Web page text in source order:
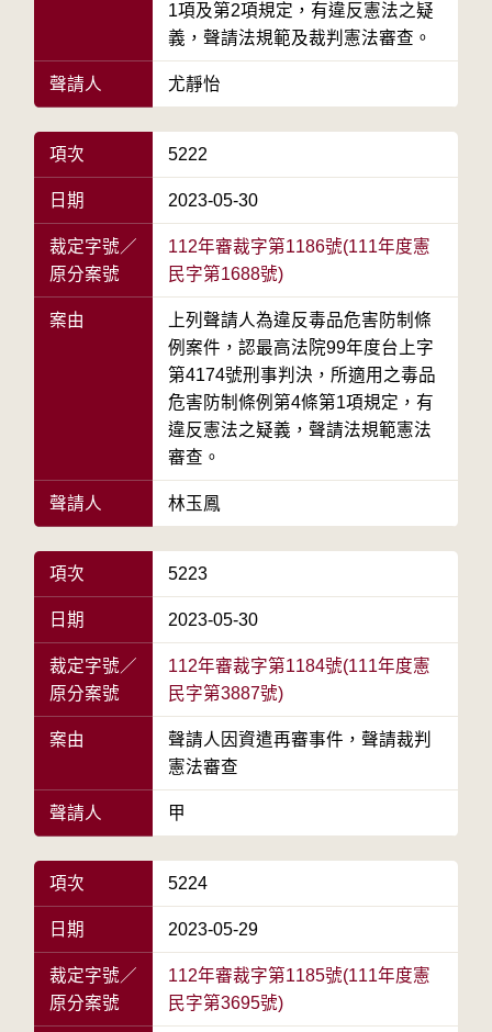
1項及第2項規定，有違反憲法之疑
義，聲請法規範及裁判憲法審查。
聲請人 尤靜怡
項次 5222
日期 2023-05-30
裁定字號／
原分案號
112年審裁字第1186號(111年度憲
民字第1688號)
案由
上列聲請人為違反毒品危害防制條
例案件，認最高法院99年度台上字
第4174號刑事判決，所適用之毒品
危害防制條例第4條第1項規定，有
違反憲法之疑義，聲請法規範憲法
審查。
聲請人 林玉鳳
項次 5223
日期 2023-05-30
裁定字號／
原分案號
112年審裁字第1184號(111年度憲
民字第3887號)
案由
聲請人因資遣再審事件，聲請裁判
憲法審查
聲請人 甲
項次 5224
日期 2023-05-29
裁定字號／
原分案號
112年審裁字第1185號(111年度憲
民字第3695號)